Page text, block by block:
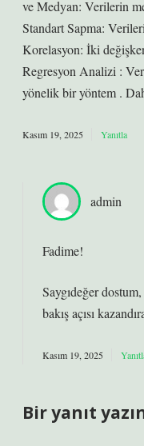
ve Medyan: Verilerin
Standart Sapma:
Korelasyon: İki
Regresyon Analizi :
yönelik bir yöntem .
Kasım 19, 2025 Yanıtla
admin
Fadime!
Saygıdeğer
bakış açısı
Kasım 19, 2025
Bir yanıt